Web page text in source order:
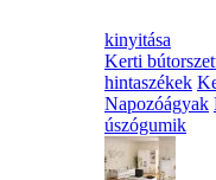
kinyitása
Kerti
hintaszékek
Napozóágyak
úszógumik